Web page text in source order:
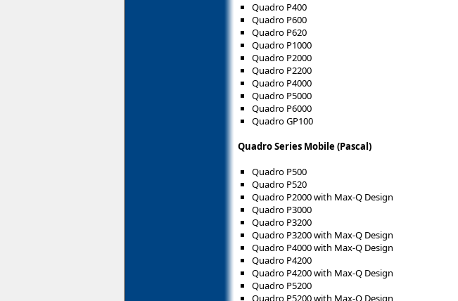
Quadro P400
Quadro P600
Quadro P620
Quadro P1000
Quadro P2000
Quadro P2200
Quadro P4000
Quadro P5000
Quadro P6000
Quadro GP100
Quadro Series Mobile (Pascal)
Quadro P500
Quadro P520
Quadro P2000 with Max-Q Design
Quadro P3000
Quadro P3200
Quadro P3200 with Max-Q Design
Quadro P4000 with Max-Q Design
Quadro P4200
Quadro P4200 with Max-Q Design
Quadro P5200
Quadro P5200 with Max-Q Design